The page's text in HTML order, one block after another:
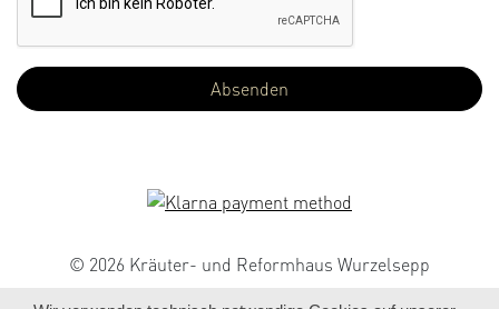
© 2026 Kräuter- und Reformhaus Wurzelsepp